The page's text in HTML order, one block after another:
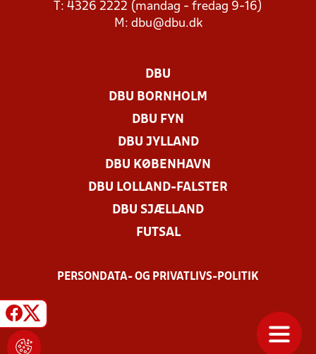
T: 4326 2222 (mandag - fredag 9-16)
M: dbu@dbu.dk
DBU
DBU BORNHOLM
DBU FYN
DBU JYLLAND
DBU KØBENHAVN
DBU LOLLAND-FALSTER
DBU SJÆLLAND
FUTSAL
PERSONDATA- OG PRIVATLIVS-POLITIK